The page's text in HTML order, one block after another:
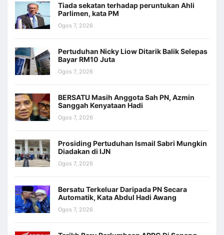
Tiada sekatan terhadap peruntukan Ahli
Parlimen, kata PM
Ogos 7, 2026
Pertuduhan Nicky Liow Ditarik Balik Selepas
Bayar RM10 Juta
Ogos 7, 2026
BERSATU Masih Anggota Sah PN, Azmin
Sanggah Kenyataan Hadi
Ogos 7, 2026
Prosiding Pertuduhan Ismail Sabri Mungkin
Diadakan di IJN
Ogos 7, 2026
Bersatu Terkeluar Daripada PN Secara
Automatik, Kata Abdul Hadi Awang
Ogos 7, 2026